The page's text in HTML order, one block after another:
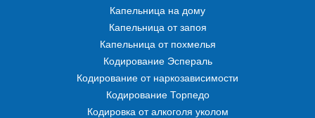
Капельница на дому
Капельница от запоя
Капельница от похмелья
Кодирование Эспераль
Кодирование от наркозависимости
Кодирование Торпедо
Кодировка от алкоголя уколом